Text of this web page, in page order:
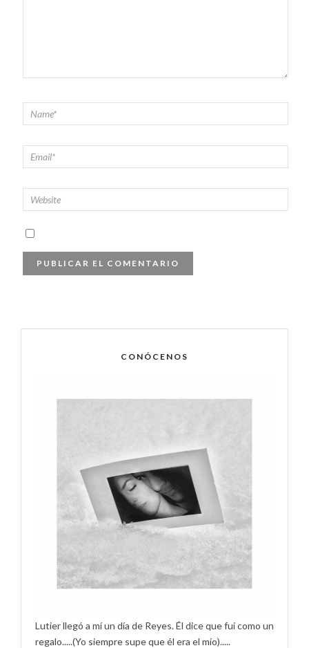
CONÓCENOS
Lutier llegó a mí un día de Reyes. Él dice que fui como un
regalo.....(Yo siempre supe que él era el mío).....